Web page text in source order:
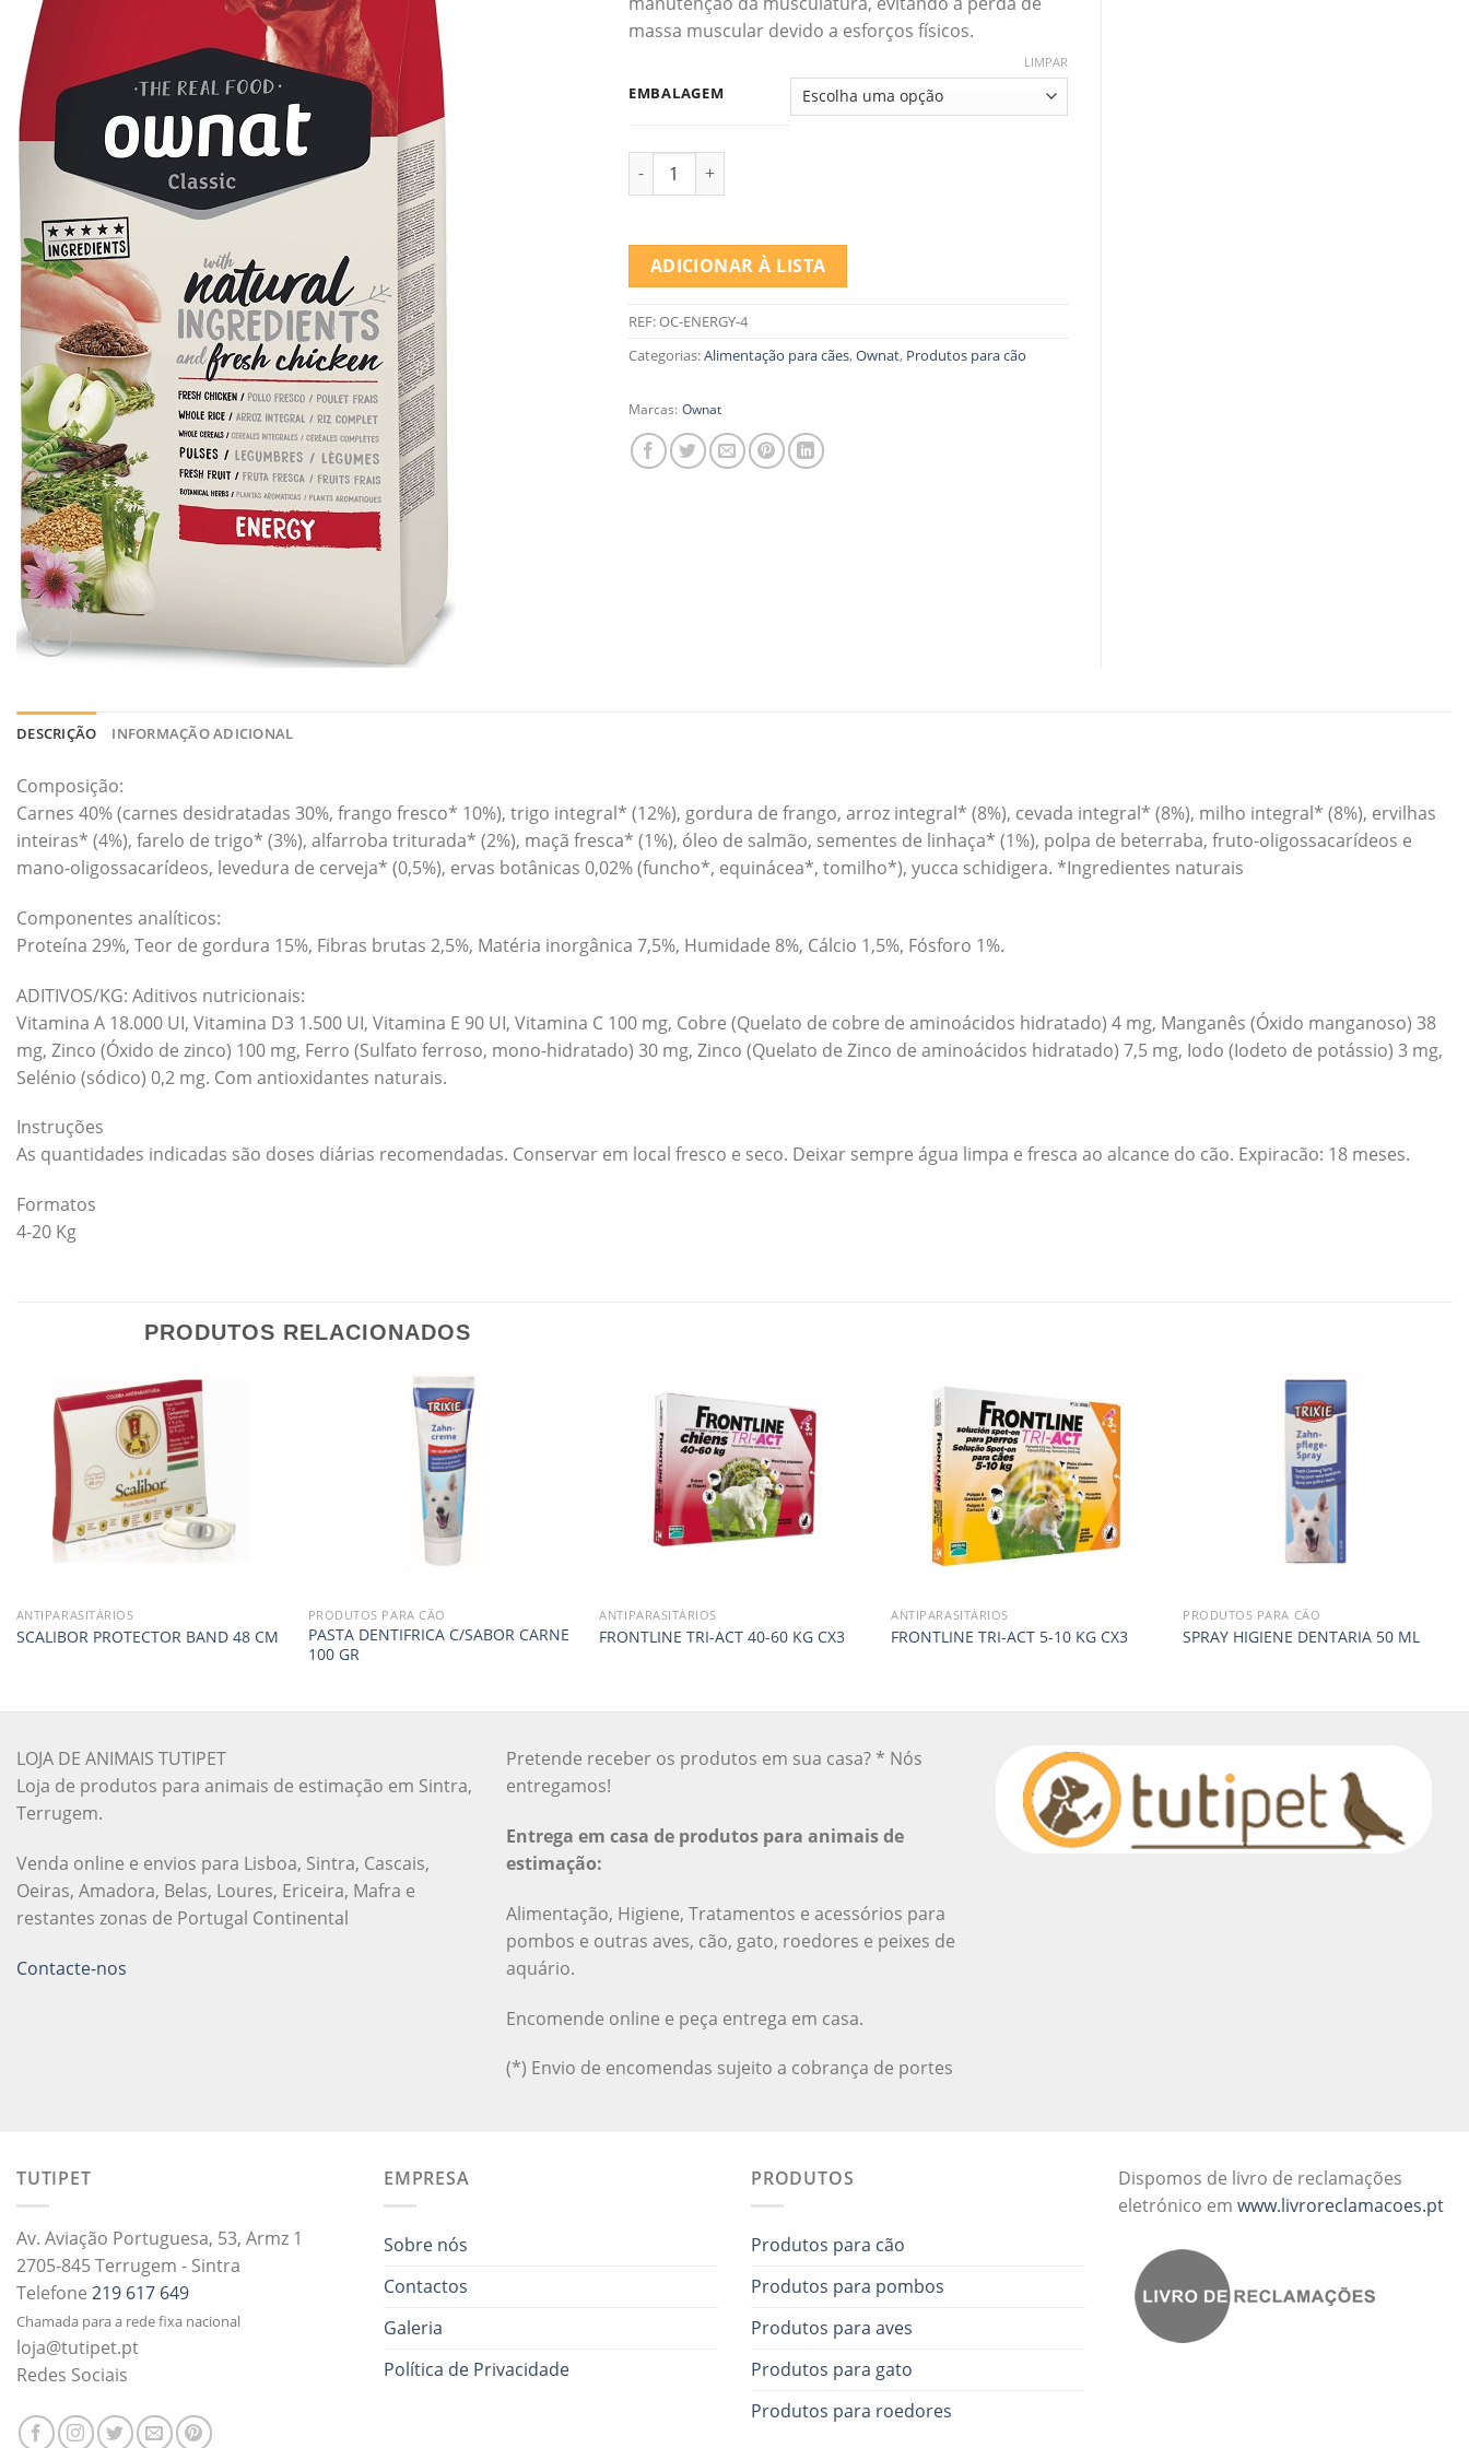
massa muscular devido a esforços físicos.
EMBALAGEM
LIMPAR
Quantidade de Ownat Classic Energy
ADICIONAR À LISTA
REF:OC-ENERGY-4
Categorias:Alimentação para cães,Ownat, Produtos para cão
Marcas: Ownat
DESCRIÇÃO INFORMAÇÃO ADICIONAL
Composição:
Carnes 40% (carnes desidratadas 30%, frango fresco* 10%), trigo integral* (12%), gordura de frango, arroz integral* (8%), cevada integral* (8%), milho integral* (8%), ervilhas
inteiras* (4%), farelo de trigo* (3%), alfarroba triturada* (2%), maçã fresca* (1%), óleo de salmão, sementes de linhaça* (1%), polpa de beterraba, fruto-oligossacarídeos e
mano-oligossacarídeos, levedura de cerveja* (0,5%), ervas botânicas 0,02% (funcho*, equinácea*, tomilho*), yucca schidigera. *Ingredientes naturais
Componentes analíticos:
Proteína 29%, Teor de gordura 15%, Fibras brutas 2,5%, Matéria inorgânica 7,5%, Humidade 8%, Cálcio 1,5%, Fósforo 1%.
ADITIVOS/KG: Aditivos nutricionais:
Vitamina A 18.000 UI, Vitamina D3 1.500 UI, Vitamina E 90 UI, Vitamina C 100 mg, Cobre (Quelato de cobre de aminoácidos hidratado) 4 mg, Manganês (Óxido manganoso) 38
mg, Zinco (Óxido de zinco) 100 mg, Ferro (Sulfato ferroso, mono-hidratado) 30 mg, Zinco (Quelato de Zinco de aminoácidos hidratado) 7,5 mg, Iodo (Iodeto de potássio) 3 mg,
Selénio (sódico) 0,2 mg. Com antioxidantes naturais.
Instruções
As quantidades indicadas são doses diárias recomendadas. Conservar em local fresco e seco. Deixar sempre água limpa e fresca ao alcance do cão. Expiracão: 18 meses.
Formatos
4-20 Kg
PRODUTOS RELACIONADOS
ANTIPARASITÁRIOS
SCALIBOR PROTECTOR BAND 48 CM
PRODUTOS PARA CÃO
PASTA DENTIFRICA C/SABOR CARNE
100 GR
ANTIPARASITÁRIOS
FRONTLINE TRI-ACT 40-60 KG CX3
ANTIPARASITÁRIOS
FRONTLINE TRI-ACT 5-10 KG CX3
PRODUTOS PARA CÃO
SPRAY HIGIENE DENTARIA 50 ML
LOJA DE ANIMAIS TUTIPET
Loja de produtos para animais de estimação em Sintra,
Terrugem.
Venda online e envios para Lisboa, Sintra, Cascais,
Oeiras, Amadora, Belas, Loures, Ericeira, Mafra e
restantes zonas de Portugal Continental
Contacte-nos
Pretende receber os produtos em sua casa? * Nós
entregamos!
Entrega em casa de produtos para animais de
estimação:
Alimentação, Higiene, Tratamentos e acessórios para
pombos e outras aves, cão, gato, roedores e peixes de
aquário.
Encomende online e peça entrega em casa.
(*) Envio de encomendas sujeito a cobrança de portes
TUTIPET
Av. Aviação Portuguesa, 53, Armz 1
2705-845 Terrugem - Sintra
Telefone 219 617 649
Chamada para a rede fixa nacional
loja@tutipet.pt
Redes Sociais
EMPRESA
Sobre nós
Contactos
Galeria
Política de Privacidade
PRODUTOS
Produtos para cão
Produtos para pombos
Produtos para aves
Produtos para gato
Produtos para roedores
Dispomos de livro de reclamações
eletrónico em www.livroreclamacoes.pt